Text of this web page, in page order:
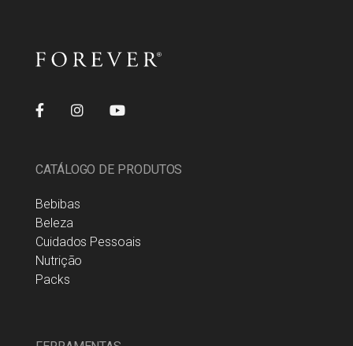
CATÁLOGO DE PRODUTOS
Bebibas
Beleza
Cuidados Pessoais
Nutrição
Packs